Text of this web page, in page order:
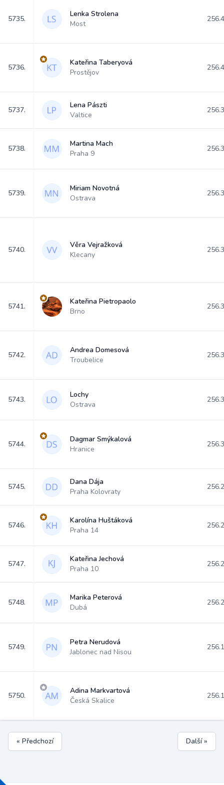
5735.
Lenka Strolena
Most
5736.
Kateřina Taberyová
Prostějov
5737.
Lena Pászti
Valtice
5738.
Martina Mach
Praha 9
5739.
Miriam Novotná
Ostrava
5740.
Věra Vejražková
Klecany
5741.
Kateřina Pietropaolo
Brno
5742.
Andrea Domesová
Troubelice
5743.
Lochy
Ostrava
5744.
Dagmar Smýkalová
Hranice
5745.
Dana Dája
Praha Kolovraty
5746.
Karolína Huštáková
Praha 14
5747.
Kateřina Jechová
Praha 10
5748.
Marika Peterová
Dubá
5749.
Petra Nerudová
Jablonec nad Nisou
5750.
Adina Markvartová
Česká Skalice
« Předchozí Další »